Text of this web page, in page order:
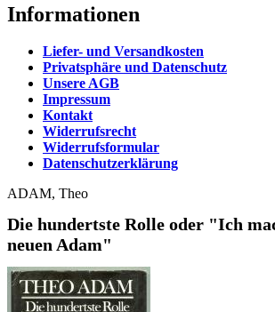
Informationen
Liefer- und Versandkosten
Privatsphäre und Datenschutz
Unsere AGB
Impressum
Kontakt
Widerrufsrecht
Widerrufsformular
Datenschutzerklärung
ADAM, Theo
Die hundertste Rolle oder "Ich
neuen Adam"